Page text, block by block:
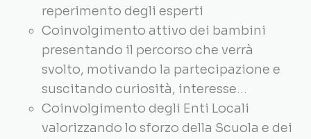
reperimento degli esperti
Coinvolgimento attivo dei bambini
presentando il percorso che verrà
svolto, motivando la partecipazione e
suscitando curiosità, interesse…
Coinvolgimento degli Enti Locali
valorizzando lo sforzo della Scuola e dei